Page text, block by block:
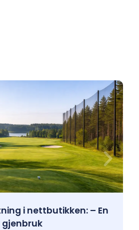
i nettbutikken: – En
gjenbruk